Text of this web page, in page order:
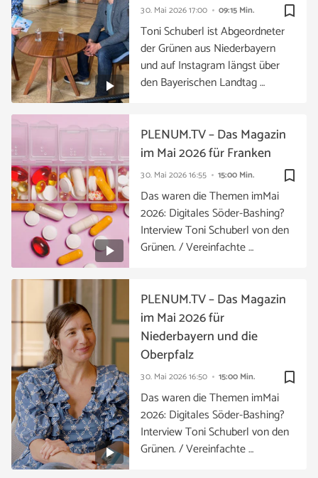
bookmark_border
30. Mai 202617:00 09:15 Min.
Toni Schuberl ist Abgeordneter
der Grünen aus Niederbayern
und auf Instagram längst über
den Bayerischen Landtag …
bookmark_border
30. Mai 202616:55 15:00 Min.
PLENUM.TV – Das Magazin
im Mai 2026 für Franken
Das waren die Themen imMai
2026: Digitales Söder-Bashing?
Interview Toni Schuberl von den
Grünen. / Vereinfachte …
bookmark_border
30. Mai 202616:50 15:00 Min.
PLENUM.TV – Das Magazin
im Mai 2026 für
Niederbayern und die
Oberpfalz
Das waren die Themen imMai
2026: Digitales Söder-Bashing?
Interview Toni Schuberl von den
Grünen. / Vereinfachte …